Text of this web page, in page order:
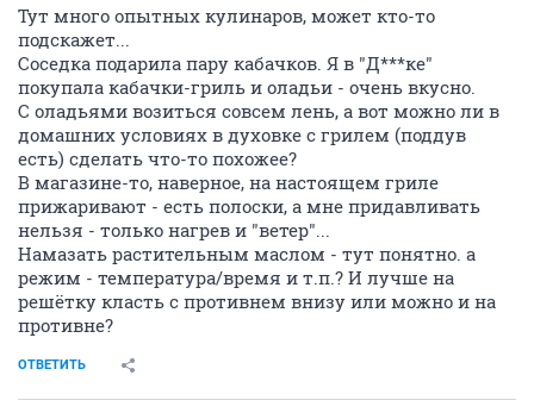
Тут много опытных кулинаров, может кто-то
подскажет...
Соседка подарила пару кабачков. Я в "Д***ке"
покупала кабачки-гриль и оладьи - очень вкусно.
С оладьями возиться совсем лень, а вот можно ли в
домашних условиях в духовке с грилем (поддув
есть) сделать что-то похожее?
В магазине-то, наверное, на настоящем гриле
прижаривают - есть полоски, а мне придавливать
нельзя - только нагрев и "ветер"...
Намазать растительным маслом - тут понятно. а
режим - температура/время и т.п.? И лучше на
решётку класть с противнем внизу или можно и на
противне?
ОТВЕТИТЬ